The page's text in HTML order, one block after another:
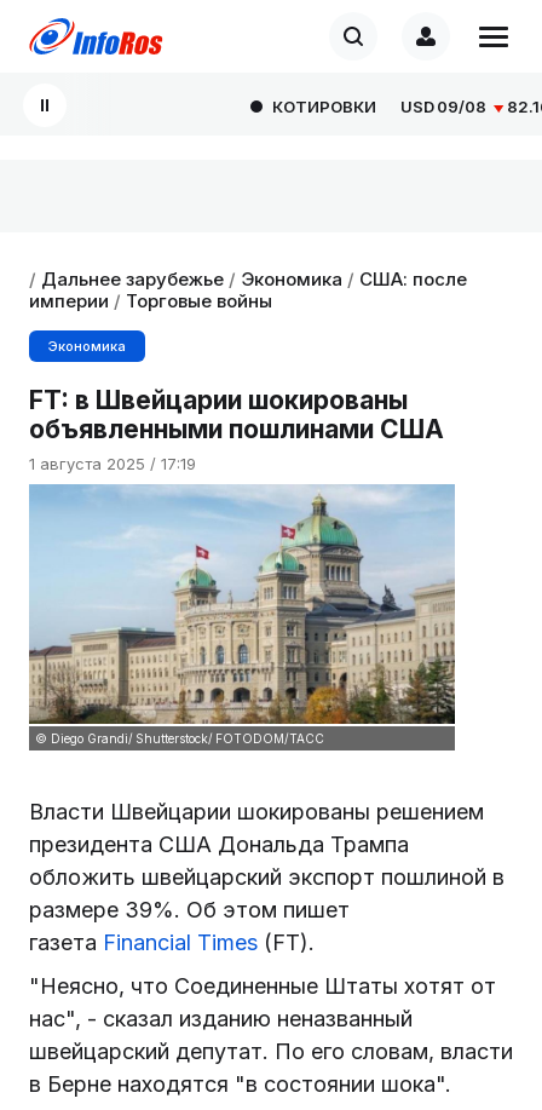
КОТИРОВКИ USD09/08 82.1665
/ Дальнее зарубежье / Экономика / США: после
империи / Торговые войны
Экономика
FT: в Швейцарии шокированы
объявленными пошлинами США
1 августа 2025 / 17:19
© Diego Grandi/ Shutterstock/ FOTODOM/ТАСС
Власти Швейцарии шокированы решением
президента США Дональда Трампа
обложить швейцарский экспорт пошлиной в
размере 39%. Об этом пишет
газета Financial Times (FT).
"Неясно, что Соединенные Штаты хотят от
нас", - сказал изданию неназванный
швейцарский депутат. По его словам, власти
в Берне находятся "в состоянии шока".